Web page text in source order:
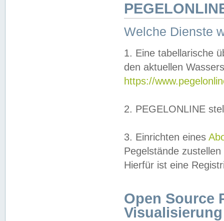
Welche Dienste
1. Eine tabellarische
den aktuellen
https://
2. PEGELONLINE
3. Einrichten eines
Pegelstände
Hierfür ist eine
Open Source
Visualisierung